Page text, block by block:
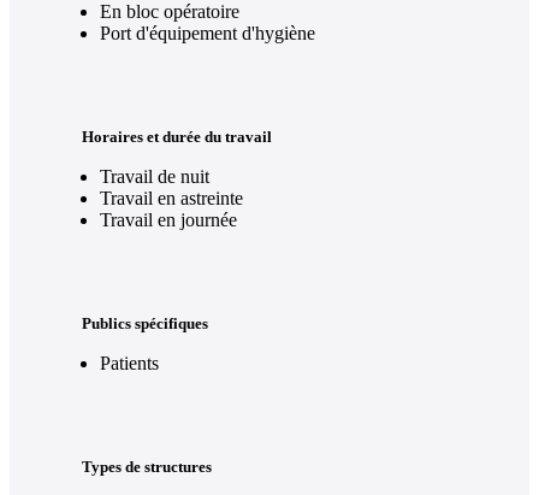
En bloc opératoire
Port d'équipement d'hygiène
Horaires et durée du travail
Travail de nuit
Travail en astreinte
Travail en journée
Publics spécifiques
Patients
Types de structures